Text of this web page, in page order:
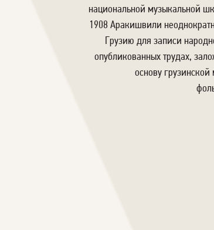
национальной музыкальной
1908 Аракишвили
Грузию для записи
опубликованных трудах,
основу